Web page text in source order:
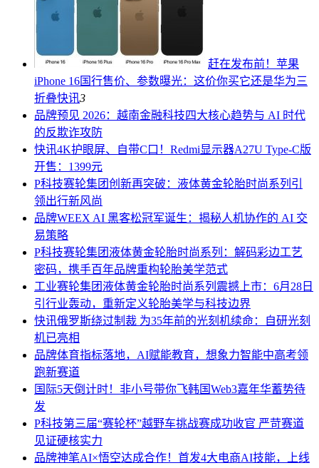
赶在发布前！苹果
iPhone 16国行售价、参数曝光：这价你买它还是华为三
折叠快讯3
品牌预见 2026：越南金融科技四大核心趋势与 AI 时代
的反欺诈攻防
快讯4K护眼屏、自带C口！Redmi显示器A27U Type-C版
开售：1399元
P科技赛轮集团创新再突破：液体黄金轮胎时尚系列引
领出行新风尚
品牌WEEX AI 黑客松冠军诞生：揭秘人机协作的 AI 交
易策略
P科技赛轮集团液体黄金轮胎时尚系列：解码彩边工艺
密码，携手百年品牌重构轮胎美学范式
工业赛轮集团液体黄金轮胎时尚系列震撼上市：6月28日
引行业轰动，重新定义轮胎美学与科技边界
快讯俄罗斯绕过制裁 为35年前的光刻机续命：自研光刻
机已亮相
品牌体育指标落地，AI赋能教育，想象力智能中高考领
跑新赛道
国际5天倒计时！非小号带你飞韩国Web3嘉年华蓄势待
发
P科技第三届“赛轮杯”越野车挑战赛成功收官 严苛赛道
见证硬核实力
品牌神笔AI×悟空达成合作！首发4大电商AI技能，上线